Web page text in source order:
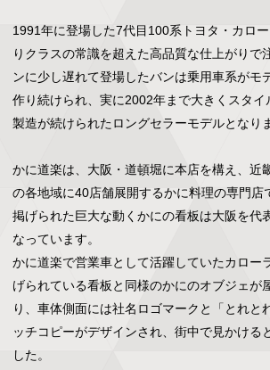
1991年に登場した7代目100系トヨタ・カロ
りクラスの常識を超えた高品質な仕上がりで
ンに少し遅れて登場したバンは乗用車系がモ
作り続けられ、実に2002年まで大きくスタイ
製造が続けられたロングセラーモデルとなり
かに道楽は、大阪・道頓堀に本店を構え、近
の各地域に40店舗展開するかに料理の専門店
掲げられた巨大な動くかにの看板は大阪を代
なっています。
かに道楽で営業車として活躍していたカロー
げられている看板と同様のかにのオブジェが
り、車体側面には社名ロゴマークと「とれと
ッチコピーがデザインされ、街中で見かける
した。